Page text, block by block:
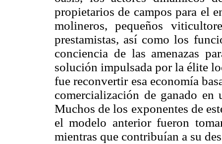
propietarios de campos para el
molineros, pequeños
prestamistas, así como los
conciencia de las amenazas
solución impulsada por la élite
fue reconvertir esa economía
comercialización de ganado
Muchos de los exponentes de
el modelo anterior fueron
mientras que contribuían a su